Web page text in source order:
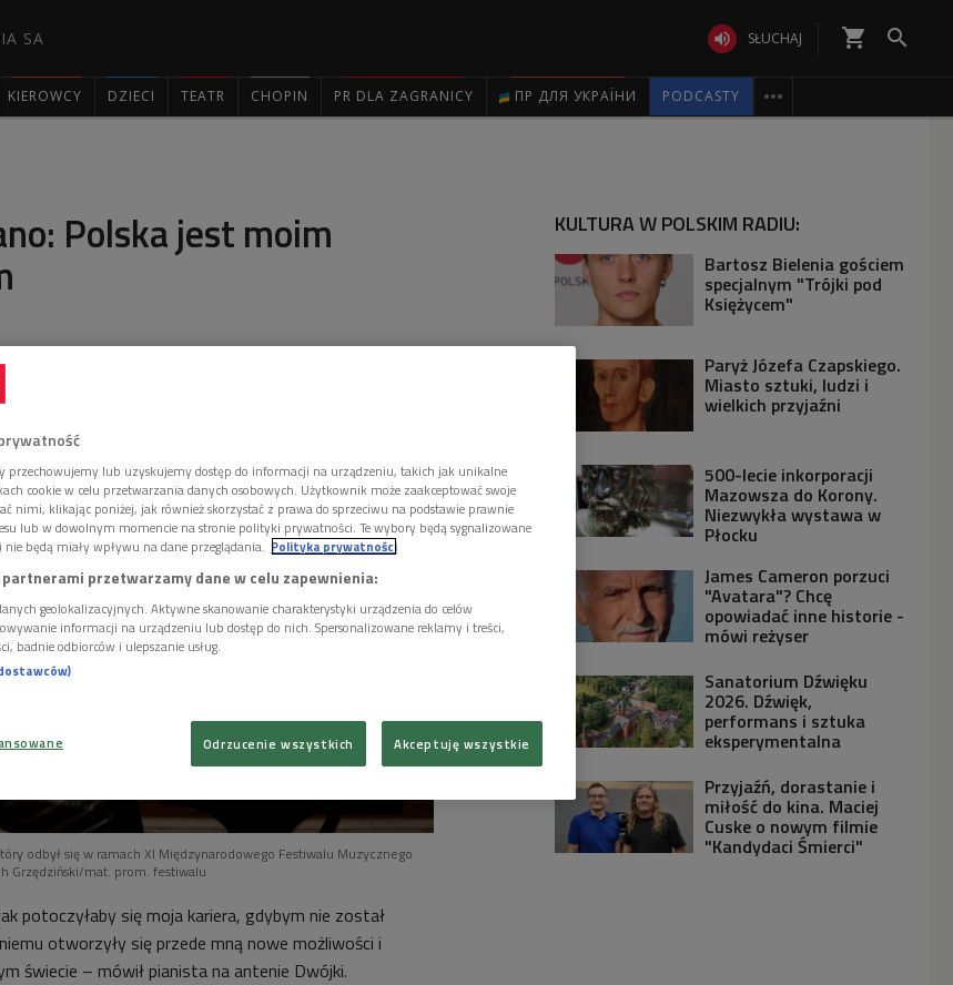
SA  SŁUCHAJ shopping_cart 
KIEROWCY DZIECI TEATR CHOPIN PR DLA ZAGRANICY ПР ДЛЯ УКРАЇНИ PODCASTY 
Polska jest moim
festiwalu "Chopin i jego Europa"
związkach z Polską i karierze, która
Konkursu Chopinowskiego.
odbył się w ramach XI Międzynarodowego Festiwalu Muzycznego
Grzędziński/mat. prom. festiwalu
potoczyłaby się moja kariera, gdybym nie został
otworzyły się przede mną nowe możliwości i
świecie – mówił pianista na antenie Dwójki.
KULTURA W POLSKIM RADIU:
Bartosz Bielenia gościem
specjalnym "Trójki pod
Księżycem"
Paryż Józefa Czapskiego.
Miasto sztuki, ludzi i
wielkich przyjaźni
500-lecie inkorporacji
Mazowsza do Korony.
Niezwykła wystawa w
Płocku
James Cameron porzuci
"Avatara"? Chcę
opowiadać inne historie -
mówi reżyser
Sanatorium Dźwięku
2026. Dźwięk,
performans i sztuka
eksperymentalna
Przyjaźń, dorastanie i
miłość do kina. Maciej
Cuske o nowym filmie
"Kandydaci Śmierci"
przechowujemy lub uzyskujemy dostęp do informacji na urządzeniu, takich jak unikalne
cookie w celu przetwarzania danych osobowych. Użytkownik może zaakceptować swoje
nimi, klikając poniżej, jak również skorzystać z prawa do sprzeciwu na podstawie prawnie
lub w dowolnym momencie na stronie polityki prywatności. Te wybory będą sygnalizowane
będą miały wpływu na dane przeglądania. Polityka prywatności
przetwarzamy dane w celu zapewnienia:
geolokalizacyjnych. Aktywne skanowanie charakterystyki urządzenia do celów
informacji na urządzeniu lub dostęp do nich. Spersonalizowane reklamy i treści,
badnie odbiorców i ulepszanie usług.
Odrzucenie wszystkich Akceptuję wszystkie